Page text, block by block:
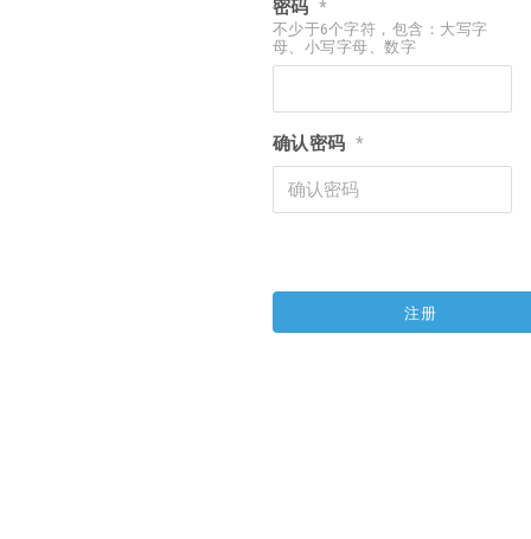
密码 *
不少于6个字符，包含：大写字
母、小写字母、数字
确认密码 *